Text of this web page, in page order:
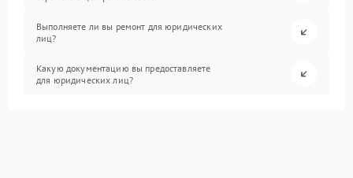
Выполняете ли вы ремонт для юридических
лиц?
Какую документацию вы предоставляете
для юридических лиц?